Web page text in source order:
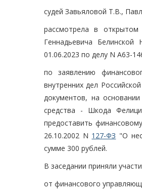
судей Завьяловой Т.В.,
рассмотрела в открытом
Геннадьевича
01.06.2023 по делу N А63-
по заявлению
внутренних дел
документов, на
средства - Шкода
предоставить
26.10.2002 N 127-ФЗ "О
сумме 300 рублей.
В заседании приняли
от финансового